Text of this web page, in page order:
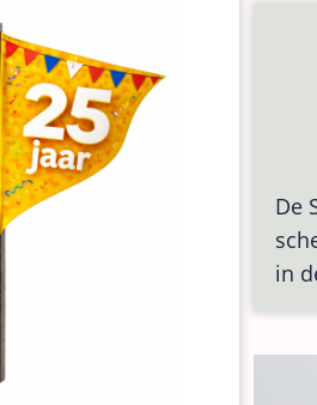
De
in